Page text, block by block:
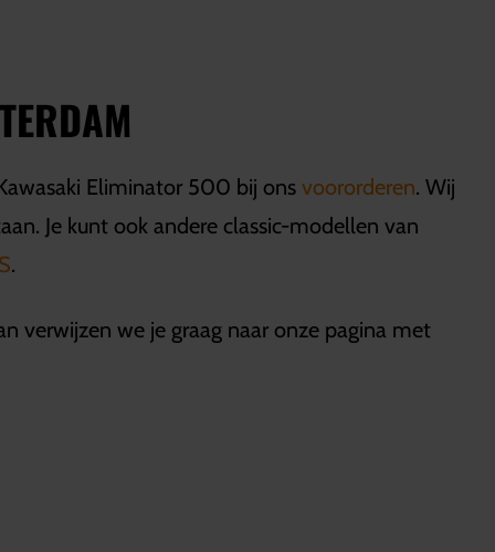
Eliminator 500 bij ons voororderen. Wij
Je kunt ook andere classic-modellen van
.
verwijzen we je graag naar onze pagina met